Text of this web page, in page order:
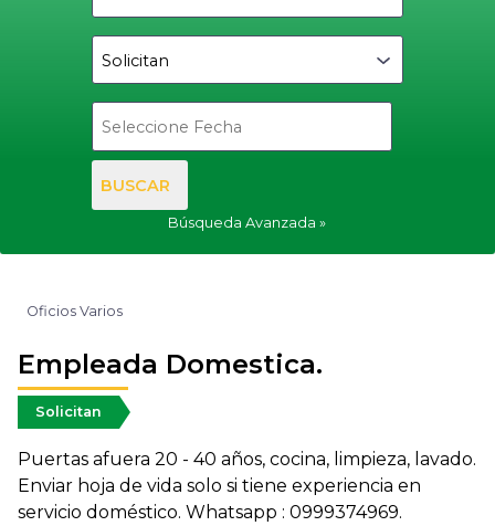
BUSCAR
Búsqueda Avanzada
Oficios Varios
Empleada Domestica.
Solicitan
Puertas afuera 20 - 40 años, cocina, limpieza, lavado.
Enviar hoja de vida solo si tiene experiencia en
servicio doméstico. Whatsapp : 0999374969.